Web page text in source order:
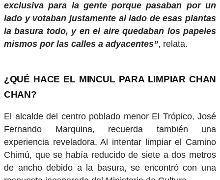
exclusiva para la gente porque pasaban por un
lado y votaban justamente al lado de esas plantas
la basura todo, y en el aire quedaban los papeles
mismos por las calles a adyacentes”, relata.
¿QUÉ HACE EL MINCUL PARA LIMPIAR CHAN
CHAN?
El alcalde del centro poblado menor El Trópico, José
Fernando Marquina, recuerda también una
experiencia reveladora. Al intentar limpiar el Camino
Chimú, que se había reducido de siete a dos metros
de ancho debido a la basura, se encontró con una